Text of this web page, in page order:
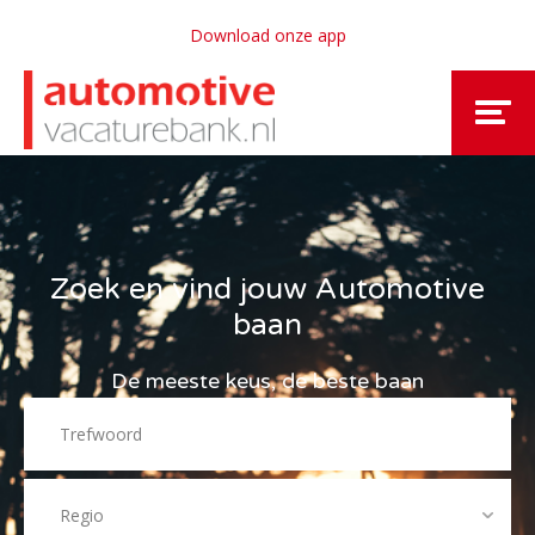
Download onze app
Zoek en vind jouw Automotive
baan
De meeste keus, de beste baan